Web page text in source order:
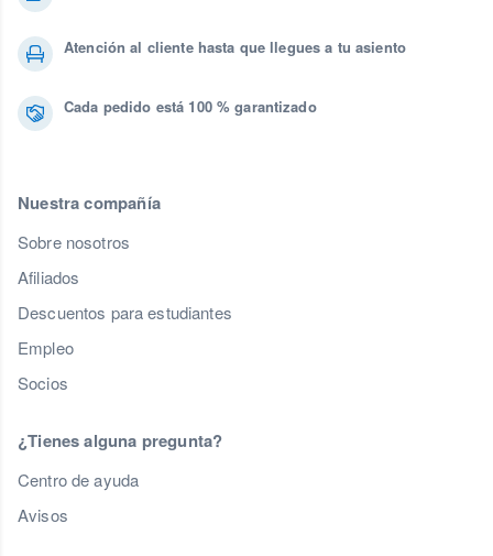
Atención al cliente hasta que llegues a tu asiento
Cada pedido está 100 % garantizado
Nuestra compañía
Sobre nosotros
Afiliados
Descuentos para estudiantes
Empleo
Socios
¿Tienes alguna pregunta?
Centro de ayuda
Avisos